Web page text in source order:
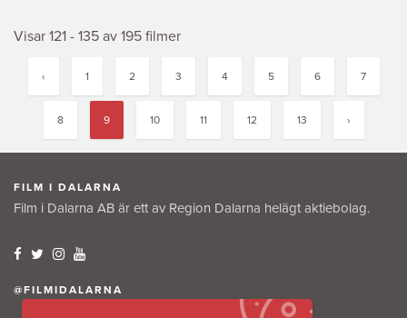
Visar 121 - 135 av 195 filmer
‹ 1 2 3 4 5 6 7
8 9 10 11 12 13 ›
FILM I DALARNA
Film i Dalarna AB är ett av Region Dalarna helägt aktiebolag.
@FILMIDALARNA